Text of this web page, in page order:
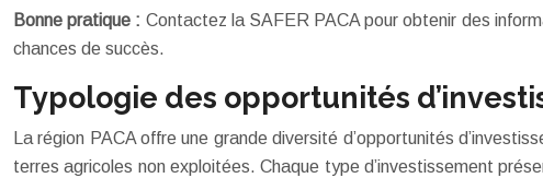
Bonne pratique : Contactez la SAFER PACA pour obtenir des
chances de succès.
Typologie des opportunités
La région PACA offre une grande diversité d’opportunités
terres agricoles non exploitées. Chaque type d’investissement